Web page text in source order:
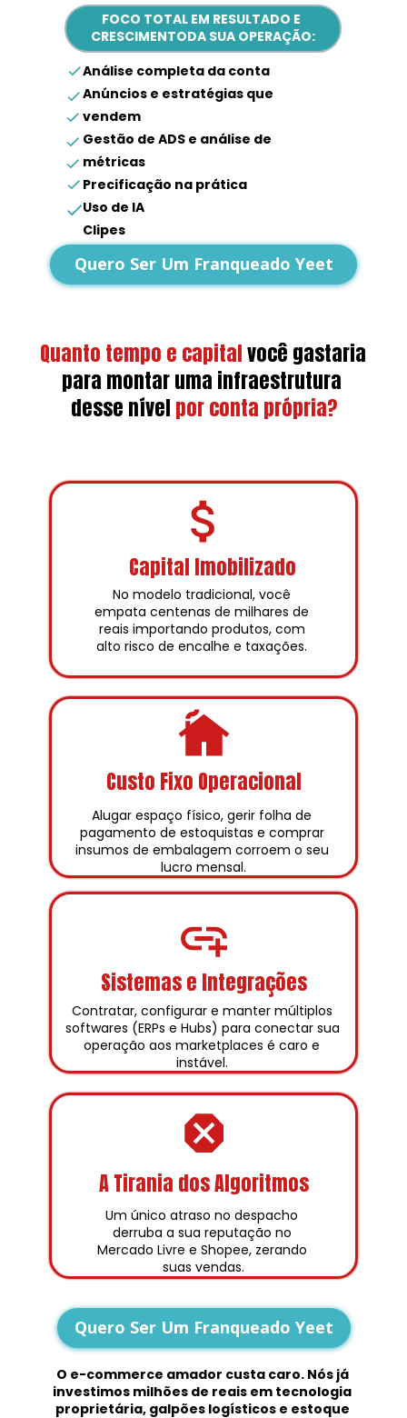
FOCO TOTAL EM RESULTADO E
CRESCIMENTODA SUA OPERAÇÃO:
Análise completa da conta
Anúncios e estratégias que
vendem
Gestão de ADS e análise de
métricas
Precificação na prática
Uso de IA
Clipes
Quero Ser Um Franqueado Yeet
Quanto tempo e capitalvocê gastaria
para montar uma infraestrutura
desse nível por conta própria?
Capital Imobilizado
Custo Fixo Operacional
Sistemas e Integrações
A Tirania dos Algoritmos
No modelo tradicional, você
empata centenas de milhares de
reais importando produtos, com
alto risco de encalhe e taxações.
Alugar espaço físico, gerir folha de
pagamento de estoquistas e comprar
insumos de embalagem corroem o seu
lucro mensal.
Contratar, configurar e manter múltiplos
softwares (ERPs e Hubs) para conectar sua
operação aos marketplaces é caro e
instável.
Um único atraso no despacho
derruba a sua reputação no
Mercado Livre e Shopee, zerando
suas vendas.
O e-commerce amador custa caro. Nós já
investimos milhões de reais em tecnologia
proprietária, galpões logísticos e estoque
Quero Ser Um Franqueado Yeet